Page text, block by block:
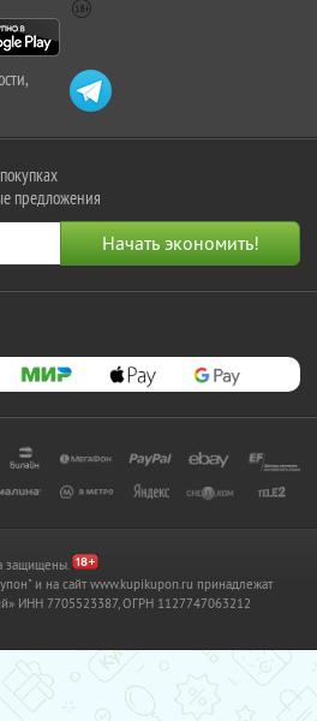
предложения
защищены.
и на сайт www.kupikupon.ru принадлежат
ИНН 7705523387, ОГРН 1127747063212